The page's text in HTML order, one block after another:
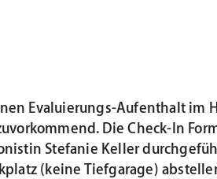
Evaluierungs-Aufenthalt im
Die Check-In
Stefanie Keller
(keine Tiefgarage)